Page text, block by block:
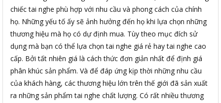
chiếc tai nghe phù hợp với nhu cầu và phong cách của chính
họ. Những yếu tố ấy sẽ ảnh hưởng đến họ khi lựa chọn những
thương hiệu mà họ có dự định mua. Tùy theo mục đích sử
dụng mà bạn có thể lựa chọn tai nghe giá rẻ hay tai nghe cao
cấp. Bởi tất nhiên giá là cách thức đơn giản nhất để định giá
phân khúc sản phẩm. Và để đáp ứng kịp thời những nhu cầu
của khách hàng, các thương hiệu lớn trên thế giới đã sản xuất
ra những sản phẩm tai nghe chất lượng. Có rất nhiều thương